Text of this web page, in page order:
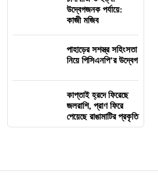
উদ্বেগজনক পর্যায়ে:
কাজী মজিব
পাহাড়ের সশস্ত্র সহিংসতা
নিয়ে পিসিএনপি’র উদ্বেগ
কাপ্তাই হ্রদে ফিরেছে
জলরাশি, প্রাণ ফিরে
পেয়েছে রাঙামাটির প্রকৃতি